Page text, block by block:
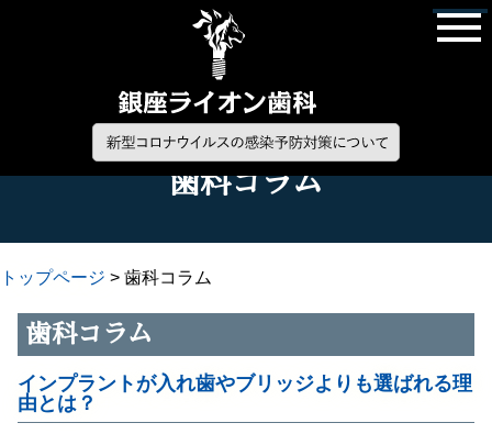
歯科コラム
トップページ > 歯科コラム
歯科コラム
インプラントが入れ歯やブリッジよりも選ばれる理
由とは？